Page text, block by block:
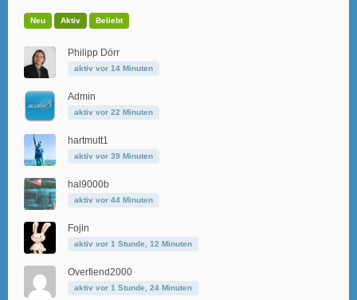
Neu Aktiv Beliebt
Philipp Dörr
aktiv vor 14 Minuten
Admin
aktiv vor 22 Minuten
hartmutt1
aktiv vor 39 Minuten
hal9000b
aktiv vor 44 Minuten
Fojin
aktiv vor 1 Stunde, 12 Minuten
Overfiend2000
aktiv vor 1 Stunde, 24 Minuten